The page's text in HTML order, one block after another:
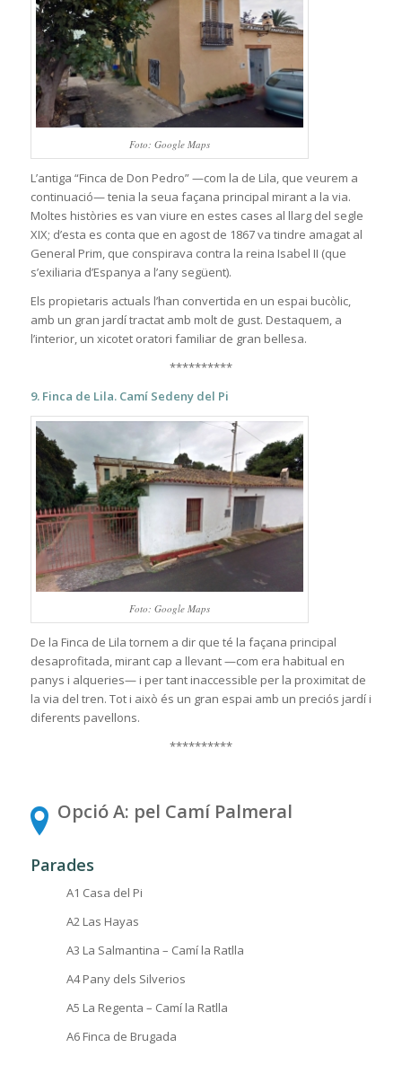
Foto: Google Maps
L’antiga “Finca de Don Pedro” —com la de Lila, que veurem a
continuació— tenia la seua façana principal mirant a la via.
Moltes històries es van viure en estes cases al llarg del segle
XIX; d’esta es conta que en agost de 1867 va tindre amagat al
General Prim, que conspirava contra la reina Isabel II (que
s’exiliaria d’Espanya a l’any següent).
Els propietaris actuals l’han convertida en un espai bucòlic,
amb un gran jardí tractat amb molt de gust. Destaquem, a
l’interior, un xicotet oratori familiar de gran bellesa.
**********
9. Finca de Lila. Camí Sedeny del Pi
Foto: Google Maps
De la Finca de Lila tornem a dir que té la façana principal
desaprofitada, mirant cap a llevant —com era habitual en
panys i alqueries— i per tant inaccessible per la proximitat de
la via del tren. Tot i això és un gran espai amb un preciós jardí i
diferents pavellons.
**********
Opció A: pel Camí Palmeral
Parades
A1 Casa del Pi
A2 Las Hayas
A3 La Salmantina – Camí la Ratlla
A4 Pany dels Silverios
A5 La Regenta – Camí la Ratlla
A6 Finca de Brugada